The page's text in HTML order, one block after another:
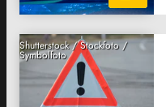
Shutterstock / Stockfoto /
Symbolfoto